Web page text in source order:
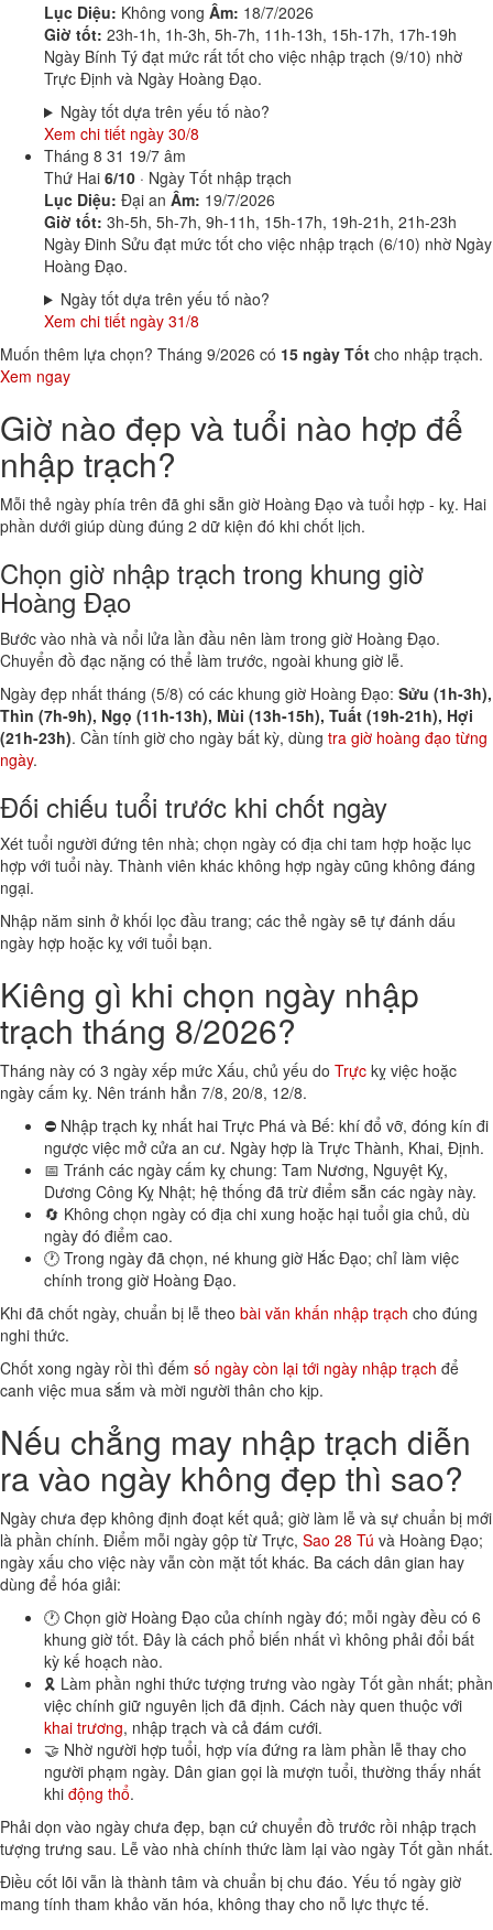
Lục Diệu: Không vong Âm: 18/7/2026
Giờ tốt: 23h-1h, 1h-3h, 5h-7h, 11h-13h, 15h-17h, 17h-19h
Ngày Bính Tý đạt mức rất tốt cho việc nhập trạch (9/10) nhờ
Trực Định và Ngày Hoàng Đạo.
Ngày tốt dựa trên yếu tố nào?
Xem chi tiết ngày 30/8
Tháng 8 31 19/7 âm
Thứ Hai 6/10 · Ngày Tốt nhập trạch
Lục Diệu: Đại an Âm: 19/7/2026
Giờ tốt: 3h-5h, 5h-7h, 9h-11h, 15h-17h, 19h-21h, 21h-23h
Ngày Đinh Sửu đạt mức tốt cho việc nhập trạch (6/10) nhờ Ngày
Hoàng Đạo.
Ngày tốt dựa trên yếu tố nào?
Xem chi tiết ngày 31/8
Muốn thêm lựa chọn? Tháng 9/2026 có 15 ngày Tốt cho nhập trạch.
Xem ngay
Giờ nào đẹp và tuổi nào hợp để
nhập trạch?
Mỗi thẻ ngày phía trên đã ghi sẵn giờ Hoàng Đạo và tuổi hợp - kỵ. Hai
phần dưới giúp dùng đúng 2 dữ kiện đó khi chốt lịch.
Chọn giờ nhập trạch trong khung giờ
Hoàng Đạo
Bước vào nhà và nổi lửa lần đầu nên làm trong giờ Hoàng Đạo.
Chuyển đồ đạc nặng có thể làm trước, ngoài khung giờ lễ.
Ngày đẹp nhất tháng (5/8) có các khung giờ Hoàng Đạo: Sửu (1h-3h),
Thìn (7h-9h), Ngọ (11h-13h), Mùi (13h-15h), Tuất (19h-21h), Hợi
(21h-23h). Cần tính giờ cho ngày bất kỳ, dùng tra giờ hoàng đạo từng
ngày.
Đối chiếu tuổi trước khi chốt ngày
Xét tuổi người đứng tên nhà; chọn ngày có địa chi tam hợp hoặc lục
hợp với tuổi này. Thành viên khác không hợp ngày cũng không đáng
ngại.
Nhập năm sinh ở khối lọc đầu trang; các thẻ ngày sẽ tự đánh dấu
ngày hợp hoặc kỵ với tuổi bạn.
Kiêng gì khi chọn ngày nhập
trạch tháng 8/2026?
Tháng này có 3 ngày xếp mức Xấu, chủ yếu do Trực kỵ việc hoặc
ngày cấm kỵ. Nên tránh hẳn 7/8, 20/8, 12/8.
⛔ Nhập trạch kỵ nhất hai Trực Phá và Bế: khí đổ vỡ, đóng kín đi
ngược việc mở cửa an cư. Ngày hợp là Trực Thành, Khai, Định.
📅 Tránh các ngày cấm kỵ chung: Tam Nương, Nguyệt Kỵ,
Dương Công Kỵ Nhật; hệ thống đã trừ điểm sẵn các ngày này.
🔄 Không chọn ngày có địa chi xung hoặc hại tuổi gia chủ, dù
ngày đó điểm cao.
🕐 Trong ngày đã chọn, né khung giờ Hắc Đạo; chỉ làm việc
chính trong giờ Hoàng Đạo.
Khi đã chốt ngày, chuẩn bị lễ theo bài văn khấn nhập trạch cho đúng
nghi thức.
Chốt xong ngày rồi thì đếm số ngày còn lại tới ngày nhập trạch để
canh việc mua sắm và mời người thân cho kịp.
Nếu chẳng may nhập trạch diễn
ra vào ngày không đẹp thì sao?
Ngày chưa đẹp không định đoạt kết quả; giờ làm lễ và sự chuẩn bị mới
là phần chính. Điểm mỗi ngày gộp từ Trực, Sao 28 Tú và Hoàng Đạo;
ngày xấu cho việc này vẫn còn mặt tốt khác. Ba cách dân gian hay
dùng để hóa giải:
🕐 Chọn giờ Hoàng Đạo của chính ngày đó; mỗi ngày đều có 6
khung giờ tốt. Đây là cách phổ biến nhất vì không phải đổi bất
kỳ kế hoạch nào.
🎗 Làm phần nghi thức tượng trưng vào ngày Tốt gần nhất; phần
việc chính giữ nguyên lịch đã định. Cách này quen thuộc với
khai trương, nhập trạch và cả đám cưới.
🤝 Nhờ người hợp tuổi, hợp vía đứng ra làm phần lễ thay cho
người phạm ngày. Dân gian gọi là mượn tuổi, thường thấy nhất
khi động thổ.
Phải dọn vào ngày chưa đẹp, bạn cứ chuyển đồ trước rồi nhập trạch
tượng trưng sau. Lễ vào nhà chính thức làm lại vào ngày Tốt gần nhất.
Điều cốt lõi vẫn là thành tâm và chuẩn bị chu đáo. Yếu tố ngày giờ
mang tính tham khảo văn hóa, không thay cho nỗ lực thực tế.